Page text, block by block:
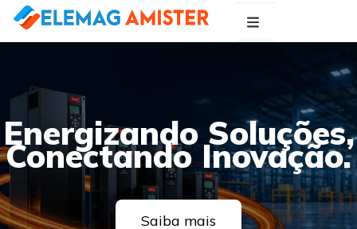
Energizando Soluções,
Conectando Inovação.
Saiba mais